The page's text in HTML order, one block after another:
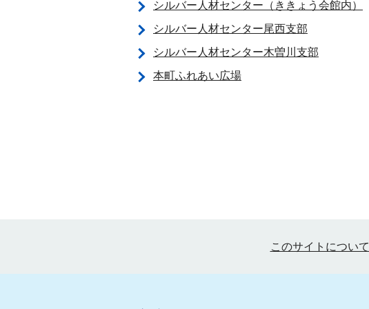
シルバー人材センター（ききょう会館内）
シルバー人材センター尾西支部
シルバー人材センター木曽川支部
本町ふれあい広場
このサイトについて